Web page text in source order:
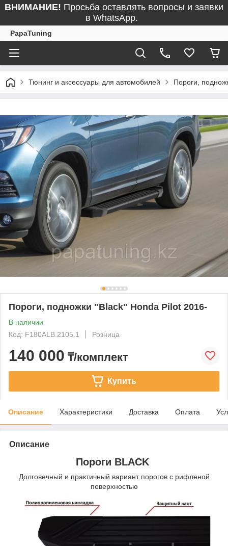
ВНИМАНИЕ! Просьба оставлять вопросы и заявки
в WhatsApp.
PapaTuning
Тюнинг и аксессуары для автомобилей Пороги,
Пороги, подножки "Black" Honda Pilot 2016-
В наличии
Код: F180ALB.2105.1
Розница
140 000 ₸/комплект
Купить
Описание Характеристики Доставка Оплата
Описание
Пороги BLACK
Долговечный и практичный вариант порогов с рифленой
поверхностью